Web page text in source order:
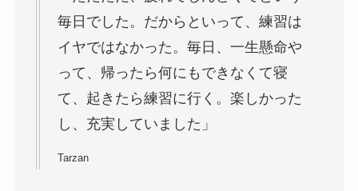
毎日でした。だからといって、練習は
イヤではなかった。毎日、一生懸命や
って、帰ったら何にもできなくて寝
て、起きたら練習に行く。楽しかった
し、充実していました」
Tarzan